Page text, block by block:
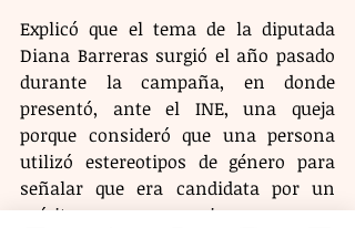
Explicó que el tema de la diputada
Diana Barreras surgió el año pasado
durante la campaña, en donde
presentó, ante el INE, una queja
porque consideró que una persona
utilizó estereotipos de género para
señalar que era candidata por un
mérito que no era propio.